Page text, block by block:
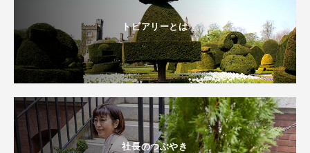
トピアリーとは
社長のつぶやき